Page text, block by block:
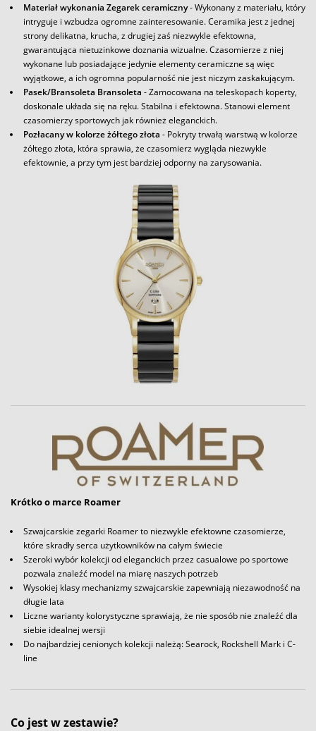
Materiał wykonania Zegarek ceramiczny- Wykonany z materiału, który
intryguje i wzbudza ogromne zainteresowanie. Ceramika jest z jednej
strony delikatna, krucha, z drugiej zaś niezwykle efektowna,
gwarantująca nietuzinkowe doznania wizualne. Czasomierze z niej
wykonane lub posiadające jedynie elementy ceramiczne są więc
wyjątkowe, a ich ogromna popularność nie jest niczym zaskakującym.
Pasek/Bransoleta Bransoleta - Zamocowana na teleskopach koperty,
doskonale układa się na ręku. Stabilna i efektowna. Stanowi element
czasomierzy sportowych jak również eleganckich.
Pozłacany w kolorze żółtego złota - Pokryty trwałą warstwą w kolorze
żółtego złota, która sprawia, że czasomierz wygląda niezwykle
efektownie, a przy tym jest bardziej odporny na zarysowania.
Krótko o marce Roamer
Szwajcarskie zegarki Roamer to niezwykle efektowne czasomierze,
które skradły serca użytkowników na całym świecie
Szeroki wybór kolekcji od eleganckich przez casualowe po sportowe
pozwala znaleźć model na miarę naszych potrzeb
Wysokiej klasy mechanizmy szwajcarskie zapewniają niezawodność na
długie lata
Liczne warianty kolorystyczne sprawiają, że nie sposób nie znaleźć dla
siebie idealnej wersji
Do najbardziej cenionych kolekcji należą: Searock, Rockshell Mark i C-
line
Co jest w zestawie?